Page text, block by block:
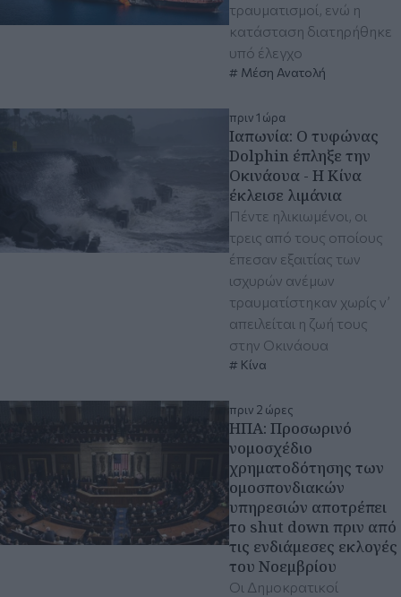
τραυματισμοί, ενώ η
κατάσταση διατηρήθηκε
υπό έλεγχο
Μέση Ανατολή
πριν 1 ώρα
Ιαπωνία: Ο τυφώνας
Dolphin έπληξε την
Οκινάουα - H Κίνα
έκλεισε λιμάνια
Πέντε ηλικιωμένοι, οι
τρεις από τους οποίους
έπεσαν εξαιτίας των
ισχυρών ανέμων
τραυματίστηκαν χωρίς ν’
απειλείται η ζωή τους
στην Οκινάουα
Κίνα
πριν 2 ώρες
ΗΠΑ: Προσωρινό
νομοσχέδιο
χρηματοδότησης των
ομοσπονδιακών
υπηρεσιών αποτρέπει
το shut down πριν από
τις ενδιάμεσες εκλογές
του Νοεμβρίου
Οι Δημοκρατικοί